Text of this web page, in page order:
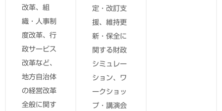
改革、組
織・人事制
度改革、行
政サービス
改革など、
地方自治体
の経営改革
全般に関す
に向け、調
査や計画・
戦略の策
定、社会実
装、評価分
析等、施策
のPDCAサ
イクルの円
定・改訂支
援、維持更
新・保全に
関する財政
シミュレー
ション、ワ
ークショッ
プ・講演会